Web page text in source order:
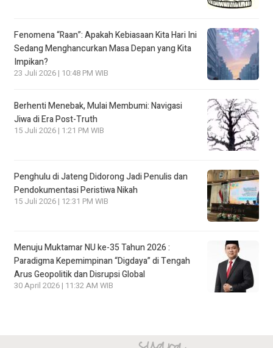
Fenomena “Raan”: Apakah Kebiasaan Kita Hari Ini
Sedang Menghancurkan Masa Depan yang Kita
Impikan?
23 Juli 2026 | 10:48 PM WIB
Berhenti Menebak, Mulai Membumi: Navigasi
Jiwa di Era Post-Truth
15 Juli 2026 | 1:21 PM WIB
Penghulu di Jateng Didorong Jadi Penulis dan
Pendokumentasi Peristiwa Nikah
15 Juli 2026 | 12:31 PM WIB
Menuju Muktamar NU ke-35 Tahun 2026 :
Paradigma Kepemimpinan “Digdaya” di Tengah
Arus Geopolitik dan Disrupsi Global
30 April 2026 | 11:32 AM WIB